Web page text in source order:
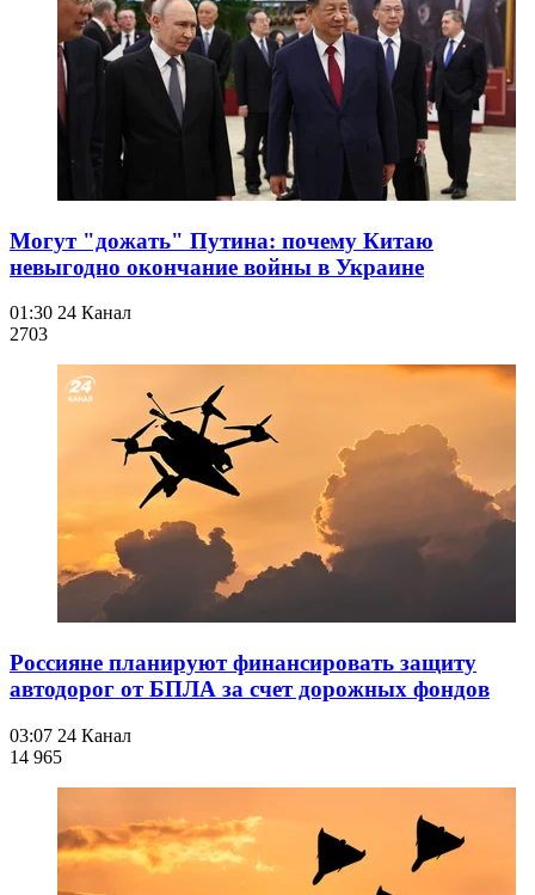
Могут "дожать" Путина: почему Китаю
невыгодно окончание войны в Украине
01:30 24 Канал
2703
Россияне планируют финансировать защиту
автодорог от БПЛА за счет дорожных фондов
03:07 24 Канал
14 965